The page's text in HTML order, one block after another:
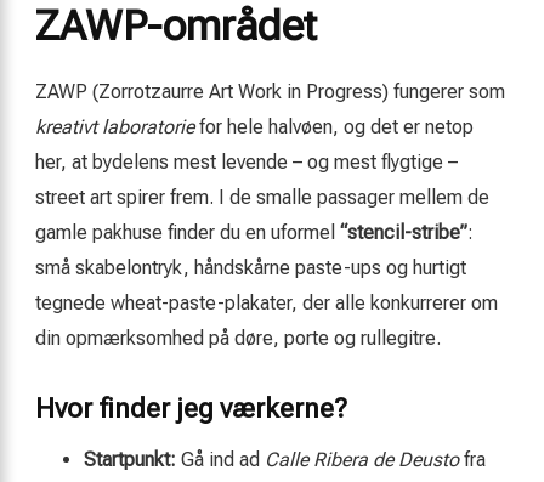
ZAWP-området
ZAWP (Zorrotzaurre Art Work in Progress) fungerer som
kreativt laboratoriefor hele halvøen, og det er netop
her, at bydelens mest levende – og mest flygtige –
street art spirer frem. I de smalle passager mellem de
gamle pakhuse finder du en uformel “stencil-stribe”:
små skabelon­tryk, håndskårne paste-ups og hurtigt
tegnede wheat-paste-plakater, der alle konkurrerer om
din opmærksomhed på døre, porte og rulle­gitre.
Hvor finder jeg værkerne?
Startpunkt: Gå ind ad Calle Ribera de Deustofra